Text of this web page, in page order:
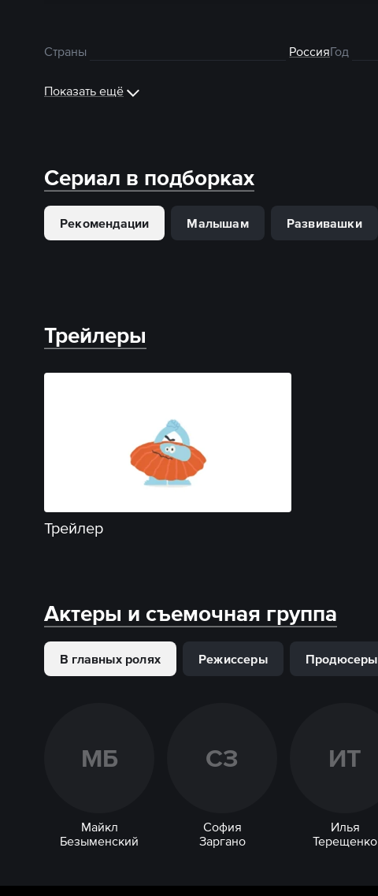
Страны РоссияГод
Показать ещё
Сериал в подборках
Рекомендации Малышам Развивашки
Трейлеры
Трейлер
Актеры и съемочная группа
В главных ролях Режиссеры Продюсеры
МБ
Майкл
Безыменский
СЗ
София
Заргано
ИТ
Илья
Терещенко